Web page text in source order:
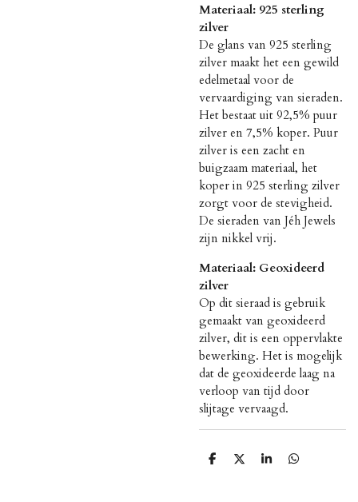
Materiaal: 925 sterling
zilver
De glans van 925 sterling
zilver maakt het een gewild
edelmetaal voor de
vervaardiging van sieraden.
Het bestaat uit 92,5% puur
zilver en 7,5% koper. Puur
zilver is een zacht en
buigzaam materiaal, het
koper in 925 sterling zilver
zorgt voor de stevigheid.
De sieraden van Jéh Jewels
zijn nikkel vrij.
Materiaal: Geoxideerd
zilver
Op dit sieraad is gebruik
gemaakt van geoxideerd
zilver, dit is een oppervlakte
bewerking. Het is mogelijk
dat de geoxideerde laag na
verloop van tijd door
slijtage vervaagd.
D
D
S
D